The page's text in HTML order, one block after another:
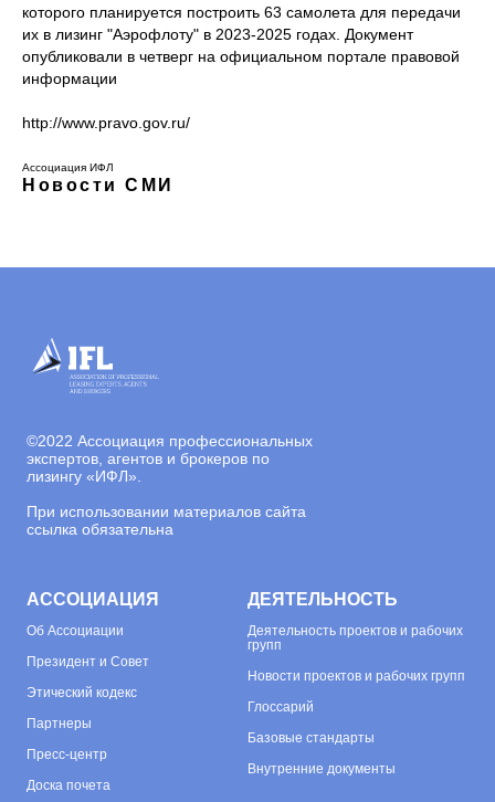
которого планируется построить 63 самолета для передачи
их в лизинг "Аэрофлоту" в 2023-2025 годах. Документ
опубликовали в четверг на официальном портале правовой
информации
http://www.pravo.gov.ru/
Ассоциация ИФЛ
Новости СМИ
©2022 Ассоциация профессиональных
экспертов, агентов и брокеров по
лизингу «ИФЛ».
При использовании материалов сайта
ссылка обязательна
АССОЦИАЦИЯ
Об Ассоциации
Президент и Совет
Этический кодекс
Партнеры
Пресс-центр
Доска почета
ДЕЯТЕЛЬНОСТЬ
Деятельность проектов и рабочих
групп
Новости проектов и рабочих групп
Глоссарий
Базовые стандарты
Внутренние документы